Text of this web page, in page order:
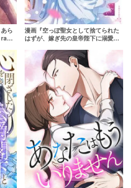
ら
漫画『空っぽ聖女として捨てられた
はずが、嫁ぎ先の皇帝陛下に溺愛さ
終回の結末と登場人物を解説